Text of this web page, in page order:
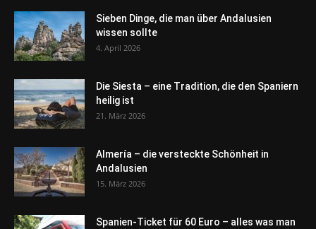
Sieben Dinge, die man über Andalusien
wissen sollte
4. April 2026
Die Siesta – eine Tradition, die den Spaniern
heilig ist
21. März 2026
Almería – die versteckte Schönheit in
Andalusien
15. März 2026
Spanien-Ticket für 60 Euro – alles was man